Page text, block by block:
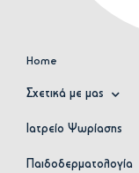
Home
Σχετικά με μας
Ιατρείο Ψωρίασης
Παιδοδερματολογία